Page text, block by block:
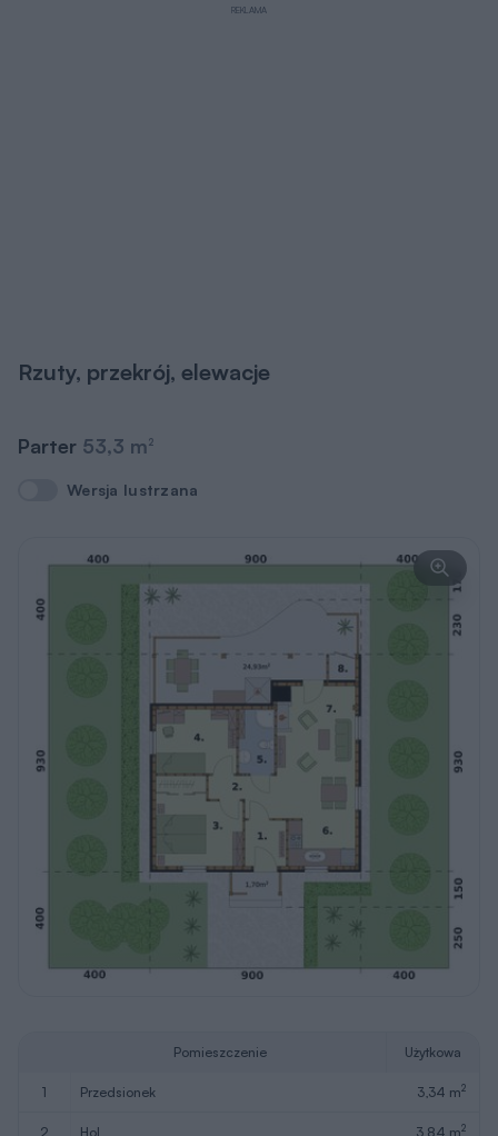
REKLAMA
Rzuty, przekrój, elewacje
Parter 53,3 m2
Wersja lustrzana
Wersja lustrzana
Pomieszczenie Użytkowa
1 przedsionek 3,34 m2
2 hol 3,84 m2